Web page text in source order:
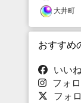
大井町
おすすめ
いい
フォ
フォ